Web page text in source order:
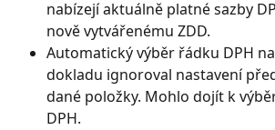
nabízejí aktuálně platné sazby
nově vytvářenému ZDD.
Automatický výběr řádku DPH
dokladu ignoroval nastavení
dané položky. Mohlo dojít k
DPH.